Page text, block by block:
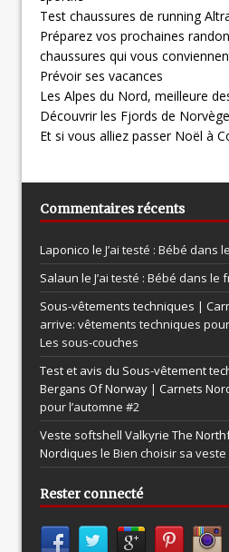
Test chaussures de running
Préparez vos prochaines
chaussures qui vous
Prévoir ses vacances
Les Alpes du Nord, meilleure
Découvrir les Fjords de Norvège
Et si vous alliez passer Noël à
Commentaires récents
Laponico le J’ai testé : Bébé dans
Salaun le J’ai testé : Bébé dans le
Sous-vêtements techniques |
arrive: vêtements techniques
Les sous-couches
Test et avis du Sous-vêtement
Bergans Of Norway | Carnets
pour l’automne #2
Veste softshell Valkyrie The
Nordiques le Bien choisir sa
Rester connecté